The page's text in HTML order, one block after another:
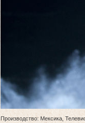
Производство: Мексика,